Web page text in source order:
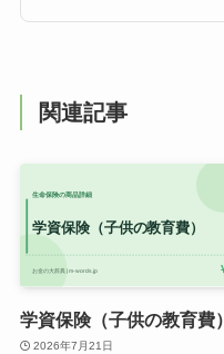
関連記事
学資保険（子供の教育費）
2026年7月21日